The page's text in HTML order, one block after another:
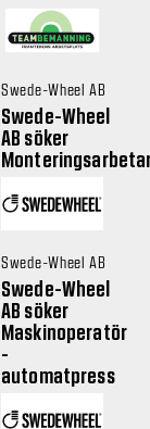
Swede-Wheel AB
Swede-Wheel
AB söker
Swede-Wheel AB
Swede-Wheel
AB söker
Maskinoperatör
-
automatpress